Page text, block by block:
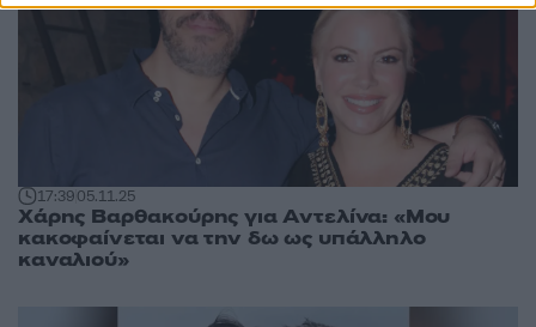
17:3905.11.25
Χάρης Βαρθακούρης για Αντελίνα: «Μου
κακοφαίνεται να την δω ως υπάλληλο
καναλιού»